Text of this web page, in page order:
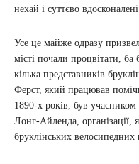
нехай і суттєво
Усе це майже одразу
місті почали процвітати, ба
кілька представників
Ферст, який працював
1890-х років, був
Лонг-Айленда, організації,
бруклінських велосипедних